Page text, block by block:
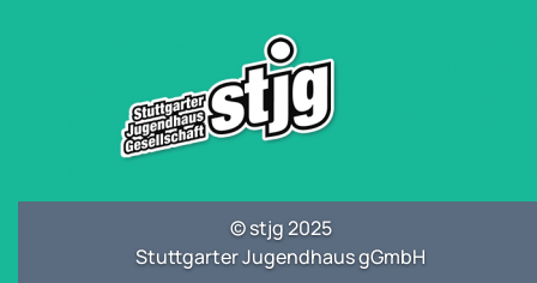
© stjg 2025
Stuttgarter Jugendhaus gGmbH